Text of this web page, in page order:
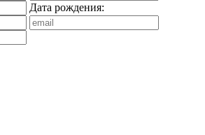
Дата рождения: